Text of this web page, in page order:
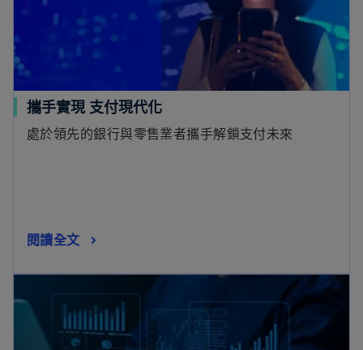
攜手實現 支付現代化
處於領先的銀行與零售業者攜手解鎖支付未來
閱讀全文